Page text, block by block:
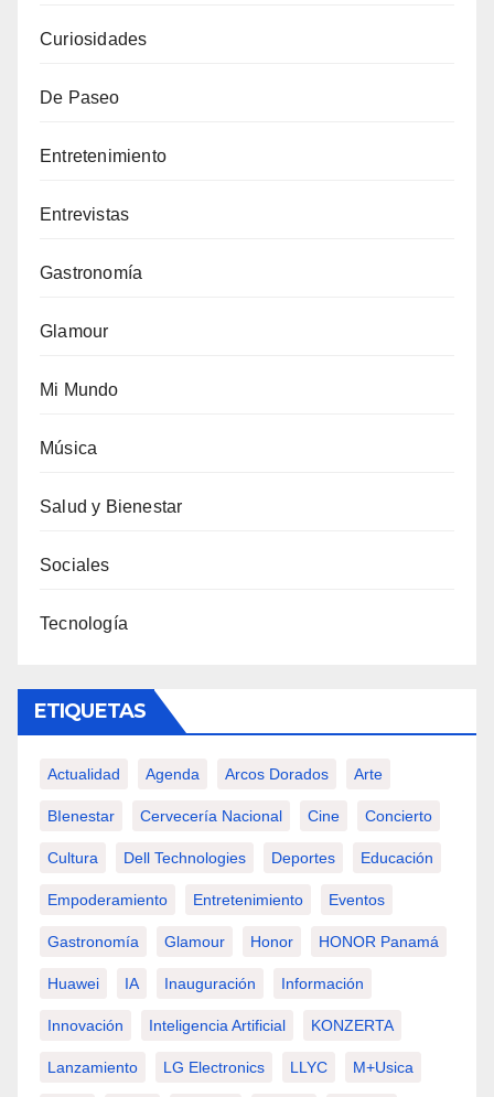
Curiosidades
De Paseo
Entretenimiento
Entrevistas
Gastronomía
Glamour
Mi Mundo
Música
Salud y Bienestar
Sociales
Tecnología
ETIQUETAS
Actualidad Agenda Arcos Dorados Arte
BIenestar Cervecería Nacional Cine Concierto
Cultura Dell Technologies Deportes Educación
Empoderamiento Entretenimiento Eventos
Gastronomía Glamour Honor HONOR Panamá
Huawei IA Inauguración Información
Innovación Inteligencia Artificial KONZERTA
Lanzamiento LG Electronics LLYC M+usica